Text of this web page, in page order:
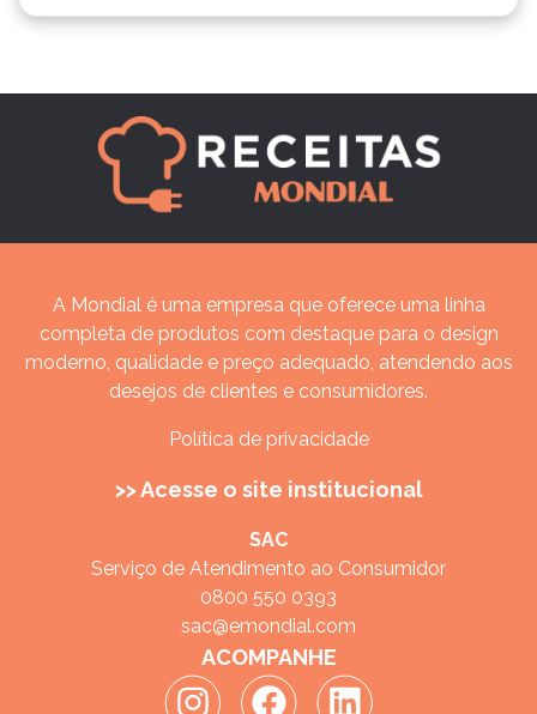
A Mondial é uma empresa que oferece uma linha
completa de produtos com destaque para o design
moderno, qualidade e preço adequado, atendendo aos
desejos de clientes e consumidores.
Política de privacidade
>> Acesse o site institucional
SAC
Serviço de Atendimento ao Consumidor
0800 550 0393
sac@emondial.com
ACOMPANHE